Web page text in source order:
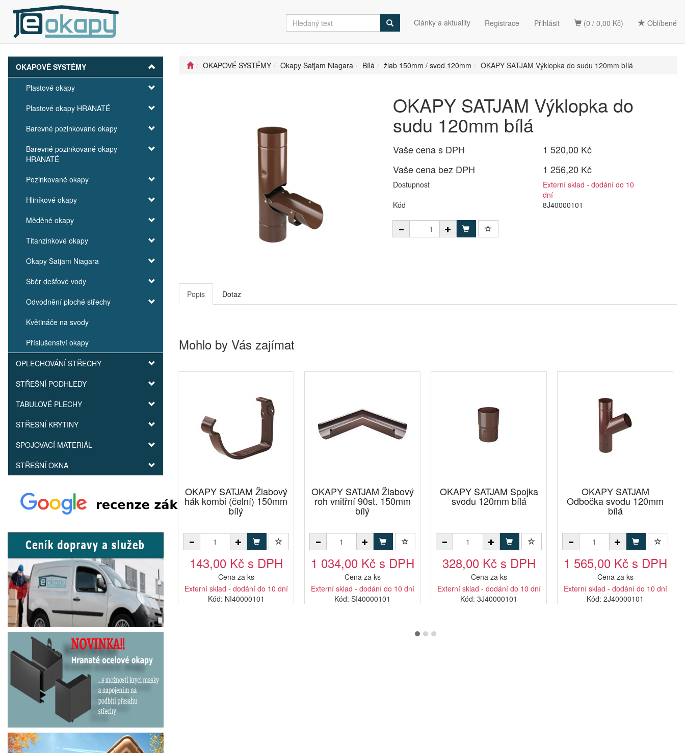
(0 / 0,00 Kč) Oblíbené
Články a aktuality Registrace Přihlásit
OKAPOVÉ SYSTÉMY
Plastové okapy
Plastové okapy HRANATÉ
Barevné pozinkované okapy
Barevné pozinkované okapy
HRANATÉ
Pozinkované okapy
Hliníkové okapy
Měděné okapy
Titanzinkové okapy
Okapy Satjam Niagara
Sběr dešťové vody
Odvodnění ploché střechy
Květináče na svody
Příslušenství okapy
OPLECHOVÁNÍ STŘECHY
STŘEŠNÍ PODHLEDY
TABULOVÉ PLECHY
STŘEŠNÍ KRYTINY
SPOJOVACÍ MATERIÁL
STŘEŠNÍ OKNA
OKAPOVÉ SYSTÉMY Okapy Satjam Niagara Bílá žlab 150mm / svod 120mm OKAPY SATJAM Výklopka do sudu 120mm bílá
OKAPY SATJAM Výklopka do
sudu 120mm bílá
Vaše cena s DPH
1 520,00 Kč
Vaše cena bez DPH
1 256,20 Kč
Dostupnost
Externí sklad - dodání do 10
dní
Kód
8J40000101
Popis Dotaz
Mohlo by Vás zajímat
OKAPY SATJAM Žlabový
hák kombi (čelní) 150mm
bílý
143,00 Kč s DPH
Cena za ks
Externí sklad - dodání do 10 dní
Kód: NI40000101
OKAPY SATJAM Žlabový
roh vnitřní 90st. 150mm
bílý
1 034,00 Kč s DPH
Cena za ks
Externí sklad - dodání do 10 dní
Kód: SI40000101
OKAPY SATJAM Spojka
svodu 120mm bílá
328,00 Kč s DPH
Cena za ks
Externí sklad - dodání do 10 dní
Kód: 3J40000101
OKAPY SATJAM
Odbočka svodu 120mm
bílá
1 565,00 Kč s DPH
Cena za ks
Externí sklad - dodání do 10 dní
Kód: 2J40000101